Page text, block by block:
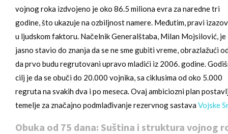
vojnog roka izdvojeno je oko 86.5 miliona evra za naredne tri
godine, što ukazuje na ozbiljnost namere. Međutim, pravi
u ljudskom faktoru. Načelnik Generalštaba, Milan Mojsilović, je
jasno stavio do znanja da se ne sme gubiti vreme, obrazlažući
da prvo budu regrutovani upravo mladići iz 2006. godine.
cilj je da se obuči do 20.000 vojnika, sa ciklusima od oko 5.000
regruta na svakih dva i po meseca. Ovaj ambiciozni plan
temelje za značajno podmlađivanje rezervnog sastavaVojske
Obuka od 75 dana: Suština i struktura vojnog